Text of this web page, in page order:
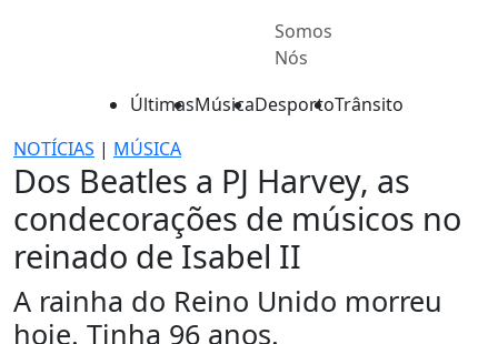
Somos
Nós
ÚltimasMúsicaDesportoTrânsito
NOTÍCIAS | MÚSICA
Dos Beatles a PJ Harvey, as
condecorações de músicos no
reinado de Isabel II
A rainha do Reino Unido morreu
hoje. Tinha 96 anos.